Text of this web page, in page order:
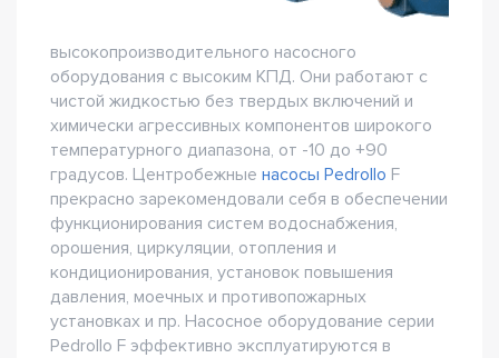
высокопроизводительного насосного
оборудования с высоким КПД. Они работают с
чистой жидкостью без твердых включений и
химически агрессивных компонентов широкого
температурного диапазона, от -10 до +90
градусов. Центробежные насосы Pedrollo F
прекрасно зарекомендовали себя в обеспечении
функционирования систем водоснабжения,
орошения, циркуляции, отопления и
кондиционирования, установок повышения
давления, моечных и противопожарных
установках и пр. Насосное оборудование серии
Pedrollo F эффективно эксплуатируются в